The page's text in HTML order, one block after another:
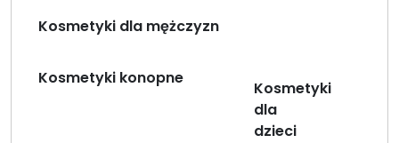
Kosmetyki dla mężczyzn
Kosmetyki konopne
Kosmetyki
dla
dzieci